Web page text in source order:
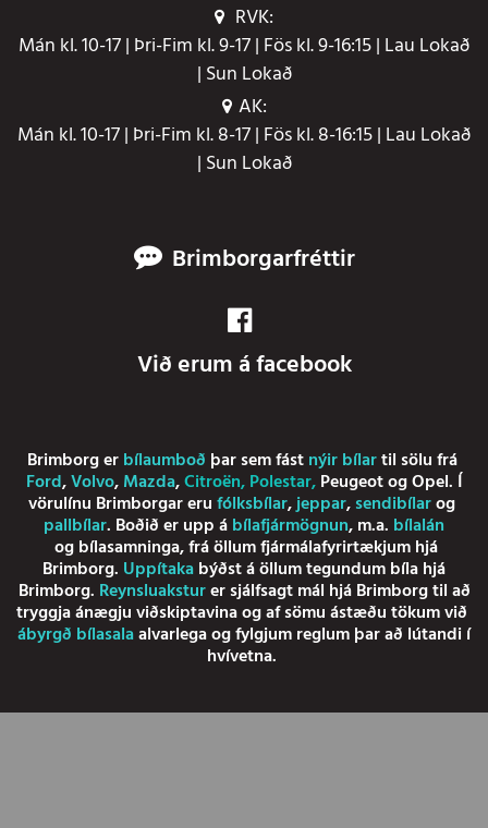
RVK:
Mán kl. 10-17 | Þri-Fim kl. 9-17 | Fös kl. 9-16:15 | Lau Lokað
| Sun Lokað
AK:
Mán kl. 10-17 | Þri-Fim kl. 8-17 | Fös kl. 8-16:15 | Lau Lokað
| Sun Lokað
Brimborgarfréttir
Við erum á facebook
Brimborg erbílaumboð þar sem fástnýir bílartil sölu frá
Ford,Volvo,Mazda,Citroën,Polestar,PeugeotogOpel. Í
vörulínu Brimborgar erufólksbílar,jeppar,sendibílarog
pallbílar. Boðið er upp ábílafjármögnun, m.a. bílalán
ogbílasamninga, frá öllum fjármálafyrirtækjum hjá
Brimborg. Uppítakabýðst á öllum tegundum bíla hjá
Brimborg. Reynsluaksturer sjálfsagt mál hjá Brimborg til að
tryggja ánægju viðskiptavina og af sömu ástæðu tökum við
ábyrgð bílasalaalvarlega og fylgjum reglum þar að lútandi í
hvívetna.